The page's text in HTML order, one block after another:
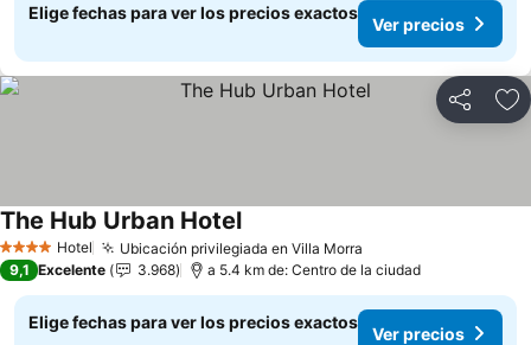
Elige fechas para ver los precios exactos
Ver precios
Compartir
4 EstrellasHotel Ubicación privilegiada en Villa Morra
The Hub Urban HotelVer precios
9,1 Excelente 3.968 a 5.4 km de: Centro de la ciudad
Elige fechas para ver los precios exactos
Ver precios